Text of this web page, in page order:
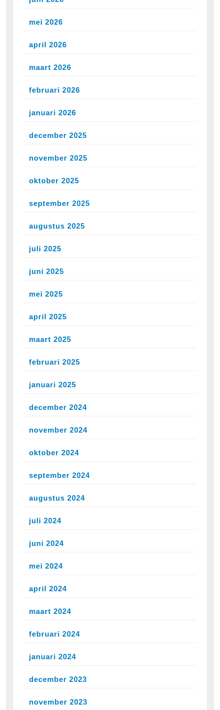
mei 2026
april 2026
maart 2026
februari 2026
januari 2026
december 2025
november 2025
oktober 2025
september 2025
augustus 2025
juli 2025
juni 2025
mei 2025
april 2025
maart 2025
februari 2025
januari 2025
december 2024
november 2024
oktober 2024
september 2024
augustus 2024
juli 2024
juni 2024
mei 2024
april 2024
maart 2024
februari 2024
januari 2024
december 2023
november 2023